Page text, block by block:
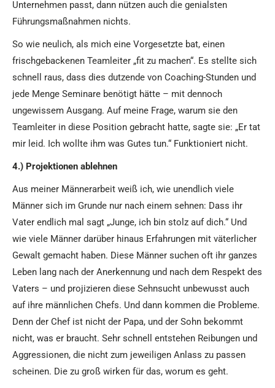
Unternehmen passt, dann nützen auch die genialsten
Führungsmaßnahmen nichts.
So wie neulich, als mich eine Vorgesetzte bat, einen
frischgebackenen Teamleiter „fit zu machen“. Es stellte sich
schnell raus, dass dies dutzende von Coaching-Stunden und
jede Menge Seminare benötigt hätte – mit dennoch
ungewissem Ausgang. Auf meine Frage, warum sie den
Teamleiter in diese Position gebracht hatte, sagte sie: „Er tat
mir leid. Ich wollte ihm was Gutes tun.“ Funktioniert nicht.
4.) Projektionen ablehnen
Aus meiner Männerarbeit weiß ich, wie unendlich viele
Männer sich im Grunde nur nach einem sehnen: Dass ihr
Vater endlich mal sagt „Junge, ich bin stolz auf dich.“ Und
wie viele Männer darüber hinaus Erfahrungen mit väterlicher
Gewalt gemacht haben. Diese Männer suchen oft ihr ganzes
Leben lang nach der Anerkennung und nach dem Respekt des
Vaters – und projizieren diese Sehnsucht unbewusst auch
auf ihre männlichen Chefs. Und dann kommen die Probleme.
Denn der Chef ist nicht der Papa, und der Sohn bekommt
nicht, was er braucht. Sehr schnell entstehen Reibungen und
Aggressionen, die nicht zum jeweiligen Anlass zu passen
scheinen. Die zu groß wirken für das, worum es geht.